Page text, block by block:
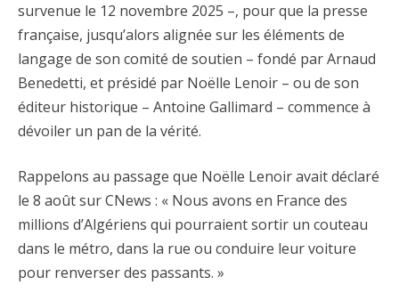
survenue le 12 novembre 2025 –, pour que la presse
française, jusqu’alors alignée sur les éléments de
langage de son comité de soutien – fondé par Arnaud
Benedetti, et présidé par Noëlle Lenoir – ou de son
éditeur historique – Antoine Gallimard – commence à
dévoiler un pan de la vérité.
Rappelons au passage que Noëlle Lenoir avait déclaré
le 8 août sur CNews : « Nous avons en France des
millions d’Algériens qui pourraient sortir un couteau
dans le métro, dans la rue ou conduire leur voiture
pour renverser des passants. »